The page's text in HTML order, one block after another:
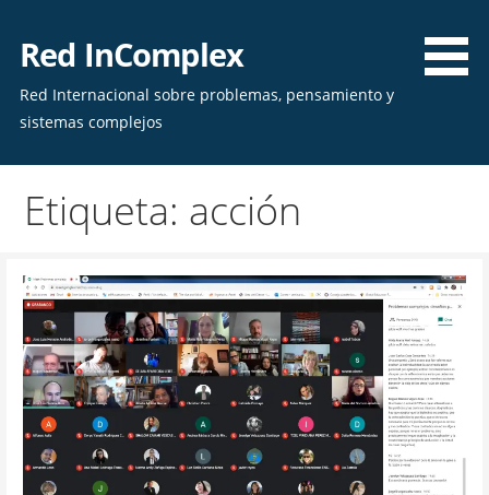
content
Red InComplex
Red Internacional sobre problemas, pensamiento y
sistemas complejos
Etiqueta: acción